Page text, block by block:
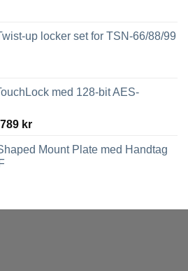
up locker set for TSN-66/88/99
med 128-bit AES-
krPrisintervall:
tillMount Plate med Handtag